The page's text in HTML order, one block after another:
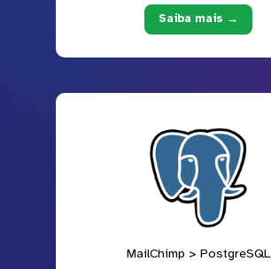
Saiba mais →
MailChimp > PostgreSQL